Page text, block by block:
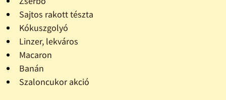
Sajtos rakott tészta
Kókuszgolyó
Linzer, lekváros
Macaron
Banán
Szaloncukor akció